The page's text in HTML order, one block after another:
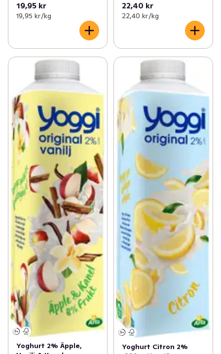
19,95 kr
19,95 kr /kg
22,40 kr
22,40 kr /kg
Yoghurt 2% Äpple,
Yoghurt Citron 2%